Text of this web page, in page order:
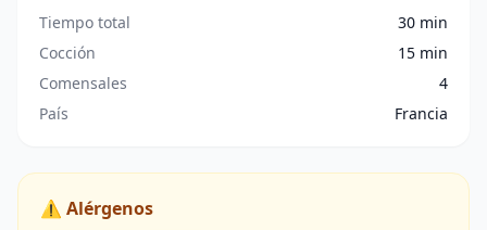
Tiempo total
30 min
Cocción
15 min
Comensales
4
País
Francia
⚠️ Alérgenos